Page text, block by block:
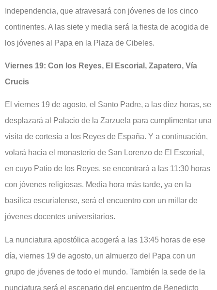
Independencia, que atravesará con jóvenes de los cinco
continentes. A las siete y media será la fiesta de acogida de
los jóvenes al Papa en la Plaza de Cibeles.
Viernes 19: Con los Reyes, El Escorial, Zapatero, Vía
Crucis
El viernes 19 de agosto, el Santo Padre, a las diez horas, se
desplazará al Palacio de la Zarzuela para cumplimentar una
visita de cortesía a los Reyes de España. Y a continuación,
volará hacia el monasterio de San Lorenzo de El Escorial,
en cuyo Patio de los Reyes, se encontrará a las 11:30 horas
con jóvenes religiosas. Media hora más tarde, ya en la
basílica escurialense, será el encuentro con un millar de
jóvenes docentes universitarios.
La nunciatura apostólica acogerá a las 13:45 horas de ese
día, viernes 19 de agosto, un almuerzo del Papa con un
grupo de jóvenes de todo el mundo. También la sede de la
nunciatura será el escenario del encuentro de Benedicto